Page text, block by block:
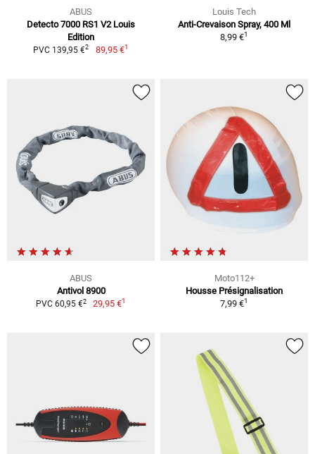
ABUS
Detecto 7000 RS1 V2 Louis
Edition
PVC 139,95 €2 89,95 €1
Louis Tech
Anti-Crevaison Spray, 400 Ml
8,99 €1
ABUS
Antivol 8900
PVC 60,95 €2 29,95 €1
Moto112+
Housse Présignalisation
7,99 €1